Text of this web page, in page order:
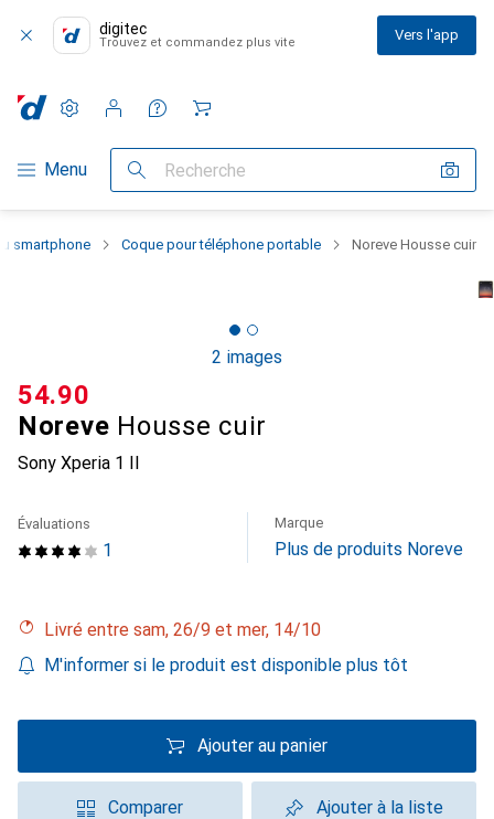
digitec
Trouvez et commandez plus vite Vers l'app
Navigation par catégorie
Menu Recherche
Paramètres
Compte client
Listes de comparaison
Listes d'envies
Panier
smartphone Coque pour téléphone portable Noreve Housse cuir
2 images
Noreve Housse cuir
Sony Xperia 1 II
CHF
54.90
1
Évaluations Marque
Plus de produits Noreve
Livré entre sam, 26/9 et mer, 14/10
M'informer si le produit est disponible plus tôt
Ajouter au panier
Comparer Ajouter à la liste